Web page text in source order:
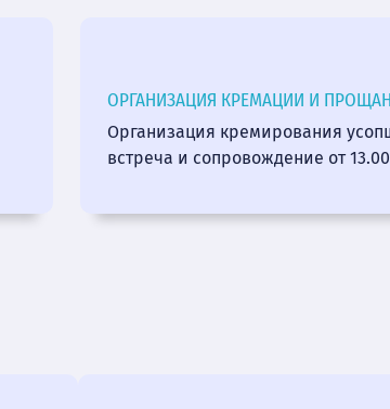
ОРГАНИЗАЦИЯ КРЕМАЦИИ И
Организация кремирования
встреча и сопровождение от